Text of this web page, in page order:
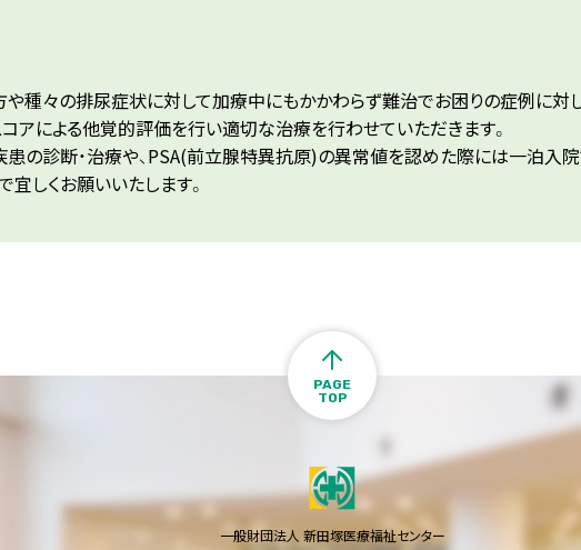
種々の排尿症状に対して加療中にもかかわらず難治でお困りの症例に対
アによる他覚的評価を行い適切な治療を行わせていただきます。
の診断・治療や、PSA(前立腺特異抗原)の異常値を認めた際には一泊入
しくお願いいたします。
PAGE
TOP
一般財団法人 新田塚医療福祉センター